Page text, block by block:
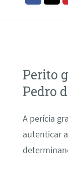
Perito
Pedro
A perícia
autenticar